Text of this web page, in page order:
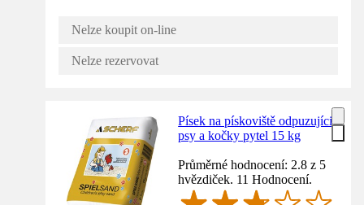
Nelze koupit on-line
Nelze rezervovat
Písek na pískoviště odpuzujíci
psy a kočky pytel 15 kg
Průměrné hodnocení: 2.8 z 5
hvězdiček. 11 Hodnocení.